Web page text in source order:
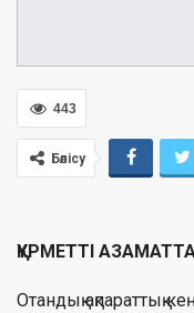
443
Бөлісу
ҚҰРМЕТТІ
Отандық ақпараттық